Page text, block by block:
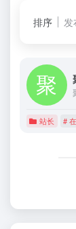
排序 发
站长 #